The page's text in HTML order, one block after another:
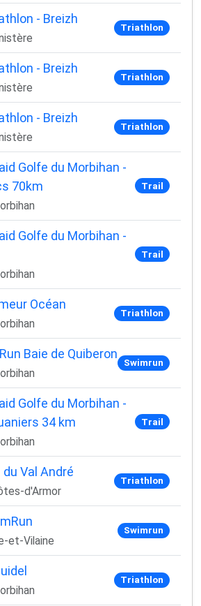
- Breizh
Triathlon
- Breizh
Triathlon
- Breizh
Triathlon
Golfe du Morbihan -
70km
Trail
Golfe du Morbihan -
Trail
Océan
Triathlon
Baie de Quiberon
Swimrun
Golfe du Morbihan -
34 km
Trail
Val André
d'Armor
Triathlon
et-Vilaine
Swimrun
Triathlon